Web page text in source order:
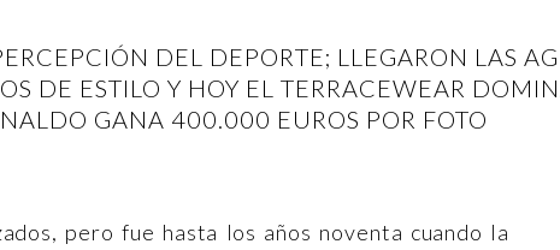
DEL DEPORTE; LLEGARON LAS
DE ESTILO Y HOY EL TERRACEWEAR
GANA 400.000 EUROS POR FOTO
pero fue hasta los años noventa cuando la